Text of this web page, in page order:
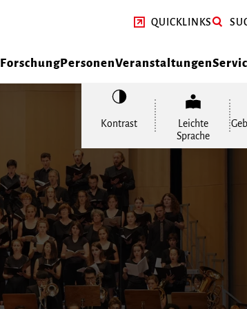
QUICKLINKS
ForschungPersonenVeranstaltungen
Kontrast
Leichte
Sprache